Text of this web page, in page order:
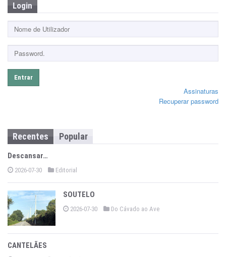
Login
Entrar
Assinaturas
Recuperar password
Recentes Popular
Descansar…
2026-07-30 Editorial
SOUTELO
2026-07-30 Do Cávado ao Ave
CANTELÃES